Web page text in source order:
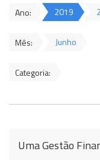
Ano: 2019
Mês: Junho
Categoria:
Uma Gestão